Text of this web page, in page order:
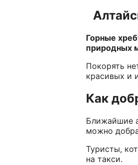
Горные
природных
Покорять
красивых и
Как
Ближайшие
можно
Туристы,
на такси.